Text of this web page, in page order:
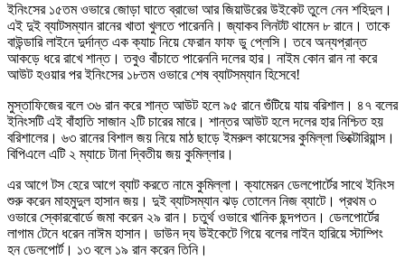
ইনিংসের ১৫তম ওভারে জোড়া ঘাতে ব্রাভো আর জিয়াউরের উইকেট তুলে নেন শহিদুল।
এই দুই ব্যাটসম্যান রানের খাতা খুলতে পারেননি। জ্যাকব লিনটট থামেন ৮ রানে। তাকে
বাউন্ডারি লাইনে দুর্দান্ত এক ক্যাচ নিয়ে ফেরান ফাফ ডু প্লেসি। তবে অন্যপ্রান্ত
আকড়ে ধরে রাখে শান্ত। তবুও বাঁচাতে পারেননি দলের হার। নাইম কোন রান না করে
আউট হওয়ার পর ইনিংসের ১৮তম ওভারে শেষ ব্যাটসম্যান হিসেবে!
মুস্তাফিজের বলে ৩৬ রান করে শান্ত আউট হলে ৯৫ রানে গুঁটিয়ে যায় বরিশাল। ৪৭ বলের
ইনিংসটি এই বাঁহাতি সাজান ২টি চারের মারে। শান্তর আউট হলে দলের হার নিশ্চিত হয়
বরিশালের। ৬৩ রানের বিশাল জয় নিয়ে মাঠ ছাড়ে ইমরুল কায়েসের কুমিল্লা ভিক্টোরিয়ান্স।
বিপিএলে এটি ২ ম্যাচে টানা দ্বিতীয় জয় কুমিল্লার।
এর আগে টস হেরে আগে ব্যাট করতে নামে কুমিল্লা। ক্যামেরন ডেলপোর্টের সাথে ইনিংস
শুরু করেন মাহমুদুল হাসান জয়। দুই ব্যাটসম্যান ঝড় তোলেন নিজ ব্যাটে। প্রথম ৩
ওভারে স্কোরবোর্ডে জমা করেন ২৯ রান। চতুর্থ ওভারে খানিক ছন্দপতন। ডেলপোর্টের
লাগাম টেনে ধরেন নাঈম হাসান। ডাউন দ্য উইকেটে গিয়ে বলের লাইন হারিয়ে স্টাম্পিং
হন ডেলপোর্ট। ১৩ বলে ১৯ রান করেন তিনি।